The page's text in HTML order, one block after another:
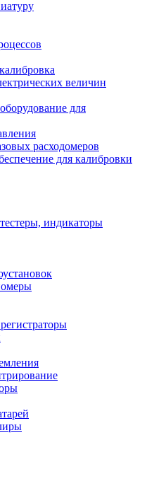
величин
для
расходомеров
для калибровки
индикаторы